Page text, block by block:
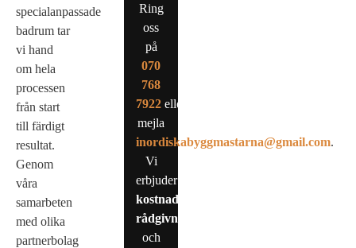
specialanpassade
badrum tar
vi hand
om hela
processen
från start
till färdigt
resultat.
Genom
våra
samarbeten
med olika
partnerbolag
Ring
oss
på
070
768
7922 eller
mejla
inordiskabyggmastarna@gmail.com.
Vi
erbjuder
kostnadsfri
rådgivning
och